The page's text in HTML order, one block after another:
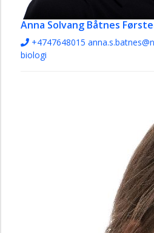
Anna Solvang Båtnes
+4747648015
biologi